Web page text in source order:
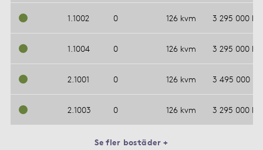
1.1002 0 126 kvm 3 295 000 kr
1.1004 0 126 kvm 3 295 000 kr
2.1001 0 126 kvm 3 495 000 kr
2.1003 0 126 kvm 3 295 000 kr
Se fler bostäder +